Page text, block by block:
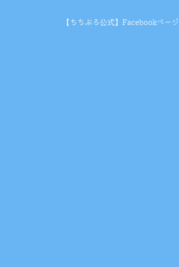
【ちちぶる公式】Facebookページ